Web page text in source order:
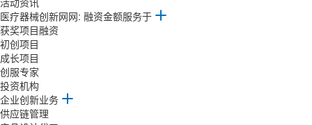
医疗器械创新网网: 融资金额服务于
获奖项目融资
初创项目
成长项目
创服专家
投资机构
企业创新业务
供应链管理